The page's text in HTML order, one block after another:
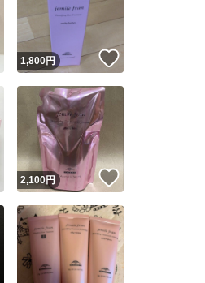
いいね！
1,800円
いいね！
2,100円